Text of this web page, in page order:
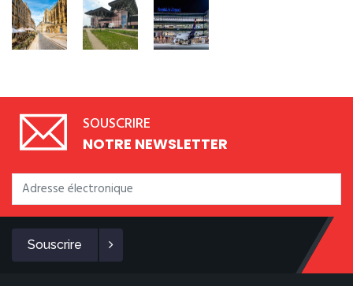
SOUSCRIRE
NOTRE NEWSLETTER
Souscrire